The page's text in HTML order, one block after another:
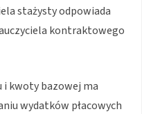
stażysty odpowiada
kontraktowego
i kwoty bazowej ma
wydatków płacowych